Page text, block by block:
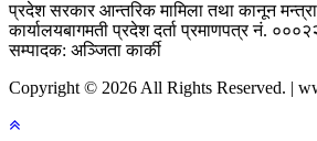
प्रदेश सरकारआन्तरिक मामिला तथा कानून
कार्यालयबागमती प्रदेशदर्ता प्रमाणपत्र नं.
सम्पादक: अञ्जिता कार्की
Copyright © 2026 All Rights Reserved. |